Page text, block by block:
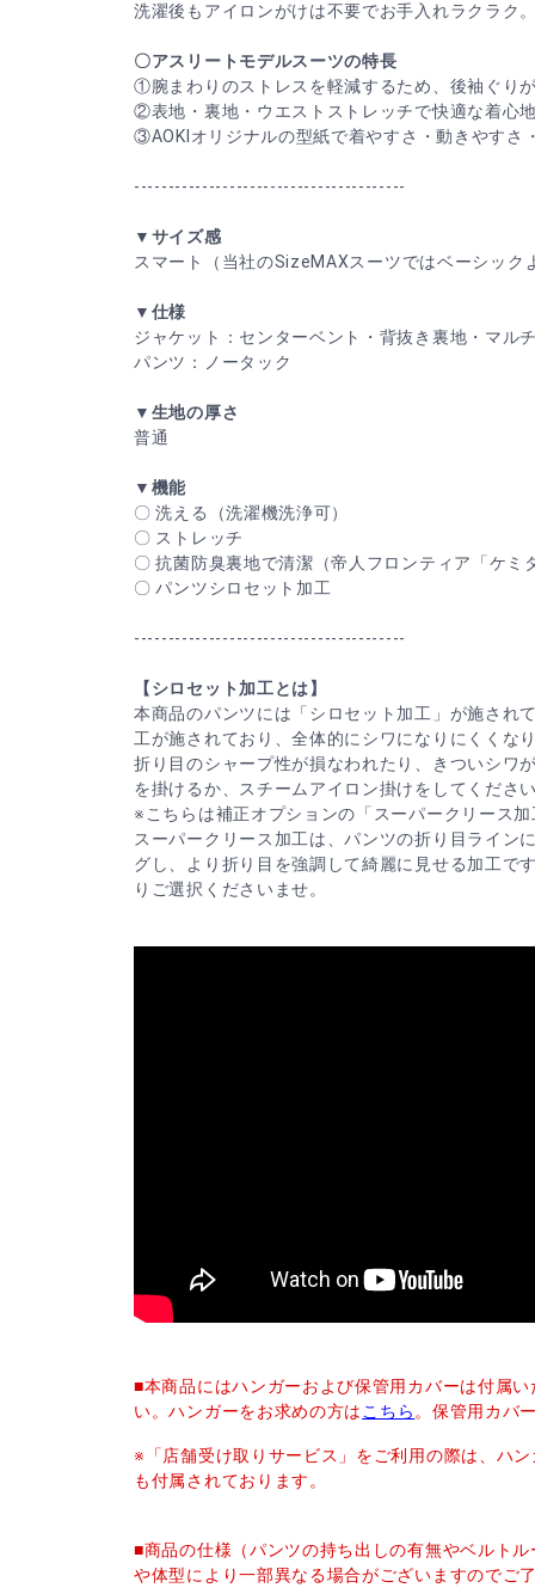
洗濯後もアイロンがけは不要でお手入れラクラク
〇アスリートモデルスーツの特長
①腕まわりのストレスを軽減するため、後袖ぐり
②表地・裏地・ウエストストレッチで快適な着心
③AOKIオリジナルの型紙で着やすさ・動きやすさ
----------------------------------------
▼サイズ感
スマート（当社のSizeMAXスーツではベーシック
▼仕様
ジャケット：センターベント・背抜き裏地・マル
パンツ：ノータック
▼生地の厚さ
普通
▼機能
〇 洗える（洗濯機洗浄可）
〇 ストレッチ
〇 抗菌防臭裏地で清潔（帝人フロンティア「ケミ
〇 パンツシロセット加工
----------------------------------------
【シロセット加工とは】
本商品のパンツには「シロセット加工」が施され
工が施されており、全体的にシワになりにくくな
折り目のシャープ性が損なわれたり、きついシワ
を掛けるか、スチームアイロン掛けをしてくださ
※こちらは補正オプションの「スーパークリース
スーパークリース加工は、パンツの折り目ライン
グし、より折り目を強調して綺麗に見せる加工で
りご選択くださいませ。
■本商品にはハンガーおよび保管用カバーは付属
い。ハンガーをお求めの方は こちら 。保管用カバ
※「店舗受け取りサービス」をご利用の際は、ハ
も付属されております。
■商品の仕様（パンツの持ち出しの有無やベルト
や体型により一部異なる場合がございますのでご